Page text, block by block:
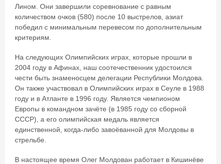
Лином. Они завершили соревнование с равным
количеством очков (580) после 10 выстрелов, азиат
победил с минимальным перевесом по дополнительным
критериям.
На следующих Олимпийских играх, которые прошли в
2004 году в Афинах, наш соотечественник удостоился
чести быть знаменосцем делегации Республики Молдова.
Он также участвовал в Олимпийских играх в Сеуле в 1988
году и в Атланте в 1996 году. Является чемпионом
Европы в командном зачёте (в 1985 году со сборной
СССР), а его олимпийская медаль является
единственной, когда-либо завоёванной для Молдовы в
стрельбе.
В настоящее время Олег Молдован работает в Кишинёве